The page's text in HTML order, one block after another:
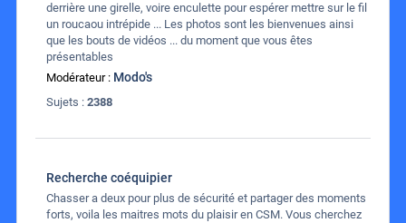
derrière une girelle, voire enculette pour espérer mettre sur le fil
un roucaou intrépide ... Les photos sont les bienvenues ainsi
que les bouts de vidéos ... du moment que vous êtes
présentables
Modérateur : Modo's
Sujets : 2388
Recherche coéquipier
Chasser a deux pour plus de sécurité et partager des moments
forts, voila les maitres mots du plaisir en CSM. Vous cherchez